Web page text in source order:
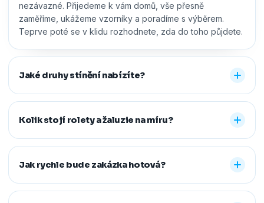
nezávazné. Přijedeme k vám domů, vše přesně
zaměříme, ukážeme vzorníky a poradíme s výběrem.
Teprve poté se v klidu rozhodnete, zda do toho půjdete.
Jaké druhy stínění nabízíte?
Nabízíme vnitřní i venkovní stínění na míru: rolety den a
noc, plisé rolety, římské, látkové a termo rolety, vertikální,
dřevěné, bambusové i hliníkové žaluzie a sítě proti
hmyzu. Vyrobíme řešení pro běžná, střešní i atypická
Kolik stojí rolety a žaluzie na míru?
Konečná cena se odvíjí od zvoleného typu stínění a jeho
vodicích lišt, rozměru oken i vybrané látky či dekoru.
Přesnou cenovou nabídku vám připravíme zdarma.
Jak rychle bude zakázka hotová?
Standardní dodací lhůta je 7–14 pracovních dní od